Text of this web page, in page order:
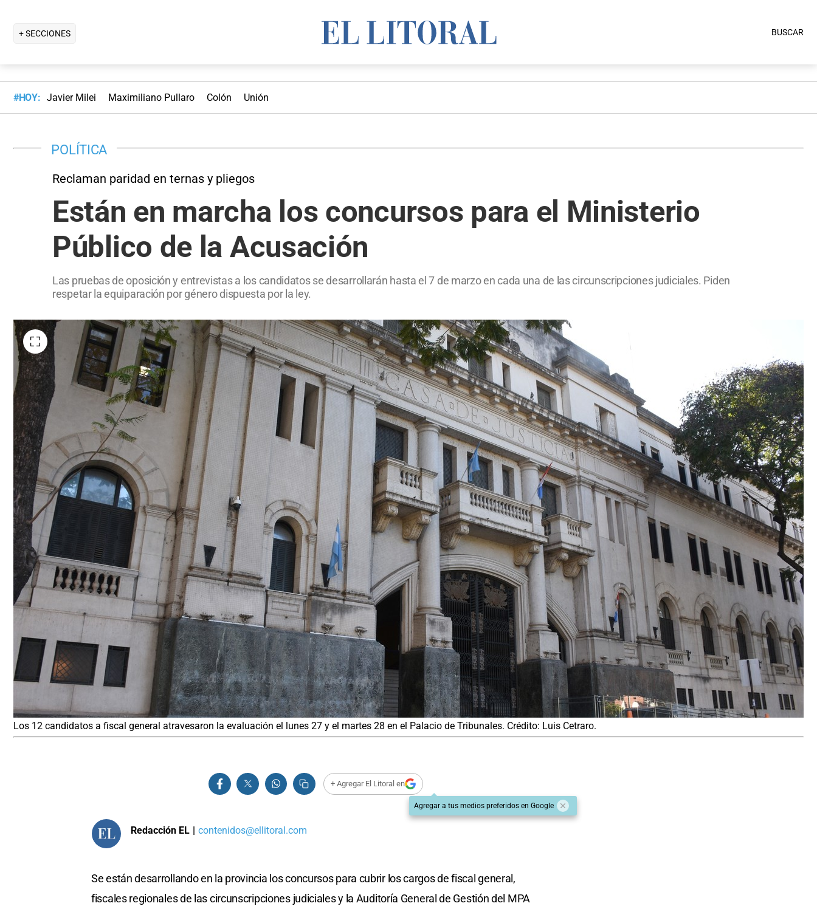
+ SECCIONES BUSCAR
#HOY: Javier Milei Maximiliano Pullaro Colón Unión
POLÍTICA
Reclaman paridad en ternas y pliegos
Están en marcha los concursos para el Ministerio
Público de la Acusación
Las pruebas de oposición y entrevistas a los candidatos se desarrollarán hasta el 7 de marzo en cada una de las circunscripciones judiciales. Piden
respetar la equiparación por género dispuesta por la ley.
Los 12 candidatos a fiscal general atravesaron la evaluación el lunes 27 y el martes 28 en el Palacio de Tribunales. Crédito: Luis Cetraro.
+ Agregar El Litoral en
Agregar a tus medios preferidos en Google
Redacción EL | contenidos@ellitoral.com
Se están desarrollando en la provincia los concursos para cubrir los cargos de fiscal general,
fiscales regionales de las circunscripciones judiciales y la Auditoría General de Gestión del MPA